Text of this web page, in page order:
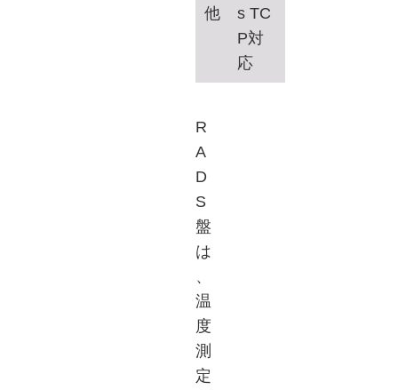
他
s TC
P対
応
R
A
D
S
盤
は
、
温
度
測
定